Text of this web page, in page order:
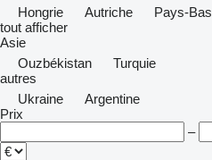
Hongrie
Autriche Pays-Bas
tout afficher
Asie
Ouzbékistan
Turquie
autres
Ukraine
Argentine
Prix
–